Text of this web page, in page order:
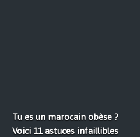
Tu es un marocain obèse ?
Voici 11 astuces infaillibles